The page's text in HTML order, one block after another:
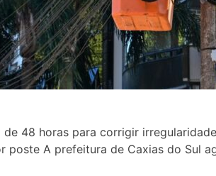
48 horas para corrigir
poste A prefeitura de Caxias do Sul